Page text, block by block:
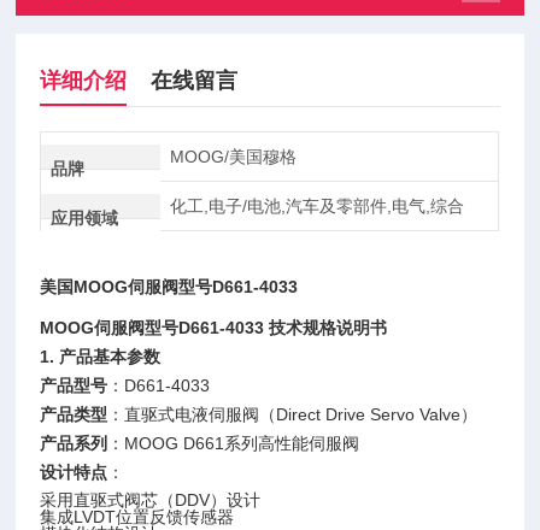
详细介绍 在线留言
品牌
MOOG/美国穆格
应用领域
化工,电子/电池,汽车及零部件,电气,综合
美国MOOG伺服阀型号D661-4033
MOOG伺服阀型号D661-4033 技术规格说明书
1. 产品基本参数
产品型号 ：D661-4033
产品类型 ：直驱式电液伺服阀（Direct Drive Servo Valve）
产品系列 ：MOOG D661系列高性能伺服阀
设计特点 ：
采用直驱式阀芯（DDV）设计
集成LVDT位置反馈传感器